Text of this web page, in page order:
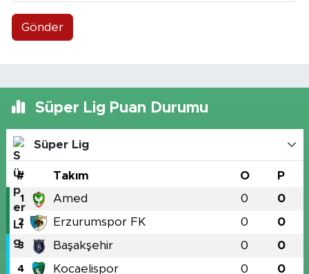
Gönder
Süper Lig Puan Durumu
Süper Lig
# Takım O P
1 Amed 0 0
2 Erzurumspor FK 0 0
3 Başakşehir 0 0
4 Kocaelispor 0 0